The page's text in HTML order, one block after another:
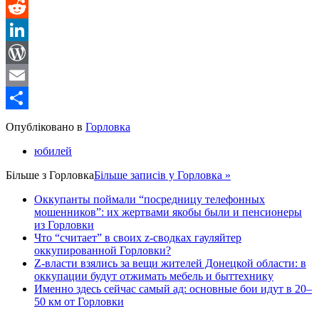
Message
Reddit
LinkedIn
WordPress
Email
Share
Опубліковано в Горловка
юбилей
Більше з ГорловкаБільше записів у Горловка »
Оккупанты поймали “посредницу телефонных
мошенников”: их жертвами якобы были и пенсионеры
из Горловки
Что “считает” в своих z-сводках гауляйтер
оккупированной Горловки?
Z-власти взялись за вещи жителей Донецкой области: в
оккупации будут отжимать мебель и быттехнику
Именно здесь сейчас самый ад: основные бои идут в 20–
50 км от Горловки